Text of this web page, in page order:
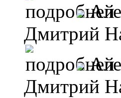
Дмитрий
Дмитрий